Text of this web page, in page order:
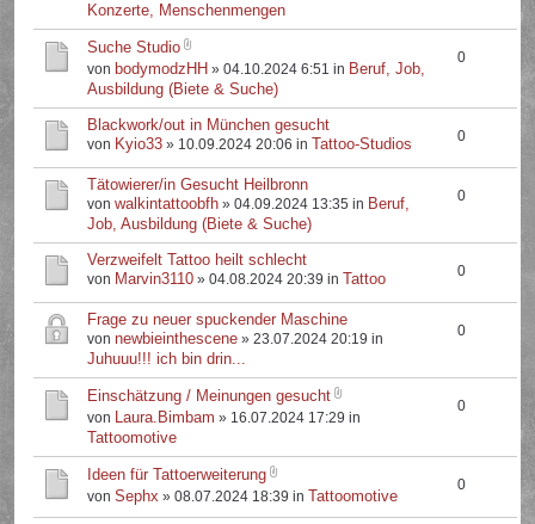
Konzerte, Menschenmengen
Suche Studio
von bodymodzHH » 04.10.2024 6:51 in Beruf, Job,
Ausbildung (Biete & Suche)
0
Blackwork/out in München gesucht
von Kyio33 » 10.09.2024 20:06 in Tattoo-Studios 0
Tätowierer/in Gesucht Heilbronn
vonwalkintattoobfh » 04.09.2024 13:35 in Beruf,
Job, Ausbildung (Biete & Suche)
0
Verzweifelt Tattoo heilt schlecht
von Marvin3110 » 04.08.2024 20:39 in Tattoo 0
Frage zu neuer spuckender Maschine
vonnewbieinthescene » 23.07.2024 20:19 in
Juhuuu!!! ich bin drin...
0
Einschätzung / Meinungen gesucht
von Laura.Bimbam » 16.07.2024 17:29 in
Tattoomotive
0
Ideen für Tattoerweiterung
vonSephx » 08.07.2024 18:39 in Tattoomotive
0